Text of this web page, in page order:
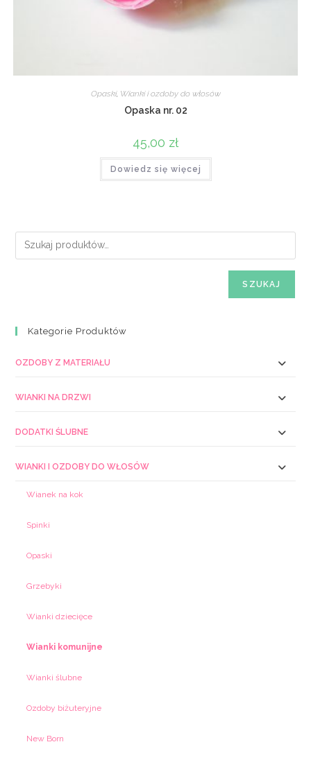
Opaski, Wianki i ozdoby do włosów
Opaska nr. 02
45,00 zł
Dowiedz się więcej
SZUKAJ
Kategorie Produktów
OZDOBY Z MATERIAŁU
WIANKI NA DRZWI
DODATKI ŚLUBNE
WIANKI I OZDOBY DO WŁOSÓW
Wianek na kok
Spinki
Opaski
Grzebyki
Wianki dziecięce
Wianki komunijne
Wianki ślubne
Ozdoby biżuteryjne
New Born